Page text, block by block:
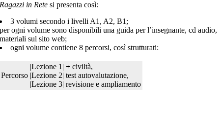
Ragazzi in Rete si presenta così:
3 volumi secondo i livelli A1, A2, B1;
per ogni volume sono disponibili una guida per l’insegnante, cd audio,
materiali sul sito web;
ogni volume contiene 8 percorsi, così strutturati:
Percorso
|Lezione 1|
|Lezione 2|
|Lezione 3|
+ civiltà,
test autovalutazione,
revisione e ampliamento